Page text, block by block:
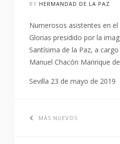
BY HERMANDAD DE LA PAZ
Numerosos asistentes en
Glorias presidido por la
Santísima de la Paz, a
Manuel Chacón Manrique
Sevilla 23 de mayo de 2019
MÁS NUEVOS